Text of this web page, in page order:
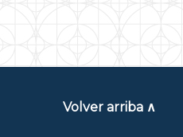
Volver arriba ∧